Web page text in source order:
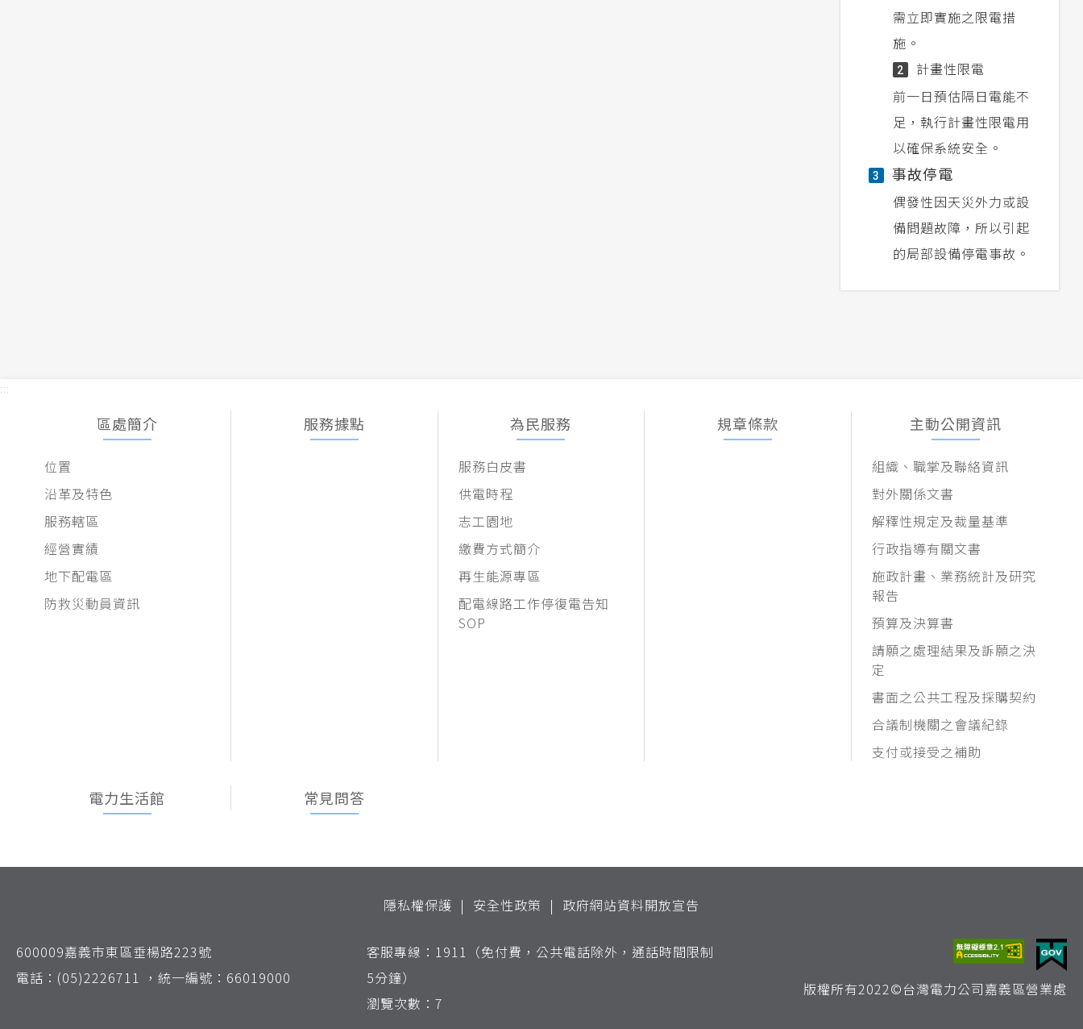
需立即實施之限電措
施。
2
計畫性限電
前一日預估隔日電能不
足，執行計畫性限電用
以確保系統安全。
3 事故停電
偶發性因天災外力或設
備問題故障，所以引起
的局部設備停電事故。
:::
區處簡介
位置
沿革及特色
服務轄區
經營實績
地下配電區
防救災動員資訊
服務據點 為民服務
服務白皮書
供電時程
志工園地
繳費方式簡介
再生能源專區
配電線路工作停復電告知
SOP
規章條款 主動公開資訊
組織、職掌及聯絡資訊
對外關係文書
解釋性規定及裁量基準
行政指導有關文書
施政計畫、業務統計及研究
報告
預算及決算書
請願之處理結果及訴願之決
定
書面之公共工程及採購契約
合議制機關之會議紀錄
支付或接受之補助
電力生活館 常見問答
隱私權保護 安全性政策 政府網站資料開放宣告
600009嘉義市東區垂楊路223號
電話：(05)2226711 ，統一編號：66019000
客服專線：1911（免付費，公共電話除外，通話時間限制
5分鐘）
瀏覽次數：7
版權所有2022©台灣電力公司嘉義區營業處